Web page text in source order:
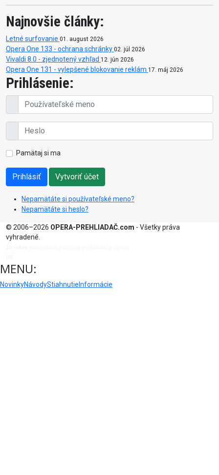
Najnovšie články:
Letné surfovanie 01. august 2026
Opera One 133 - ochrana schránky 02. júl 2026
Vivaldi 8.0 - zjednotený vzhľad 12. jún 2026
Opera One 131 - vylepšené blokovanie reklám 17. máj 2026
Prihlásenie:
Pamätaj si ma
Prihlásiť Vytvoriť účet
Nepamätáte si používateľské meno?
Nepamätáte si heslo?
© 2006–2026 OPERA-PREHLIADAČ.com - Všetky práva
vyhradené.
MENU:
NovinkyNávodyStiahnutie Informácie